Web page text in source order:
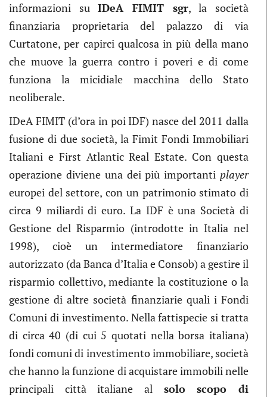
informazioni suIDeA FIMIT sgr, la società
finanziaria proprietaria del palazzo di via
Curtatone, per capirci qualcosa in più della mano
che muove la guerra contro i poveri e di come
funziona la micidiale macchina dello Stato
neoliberale.
IDeA FIMIT (d’ora in poi IDF) nasce del 2011 dalla
fusione di due società, la Fimit Fondi Immobiliari
Italiani e First Atlantic Real Estate. Con questa
operazione diviene una dei più importanti player
europei del settore, con un patrimonio stimato di
circa 9 miliardi di euro. La IDF è una Società di
Gestione del Risparmio (introdotte in Italia nel
1998), cioè un intermediatore finanziario
autorizzato (da Banca d’Italia e Consob) a gestire il
risparmio collettivo, mediante la costituzione o la
gestione di altre società finanziarie quali i Fondi
Comuni di investimento. Nella fattispecie si tratta
di circa 40 (di cui 5 quotati nella borsa italiana)
fondi comuni di investimento immobiliare, società
che hanno la funzione di acquistare immobili nelle
principali città italiane al solo scopo di